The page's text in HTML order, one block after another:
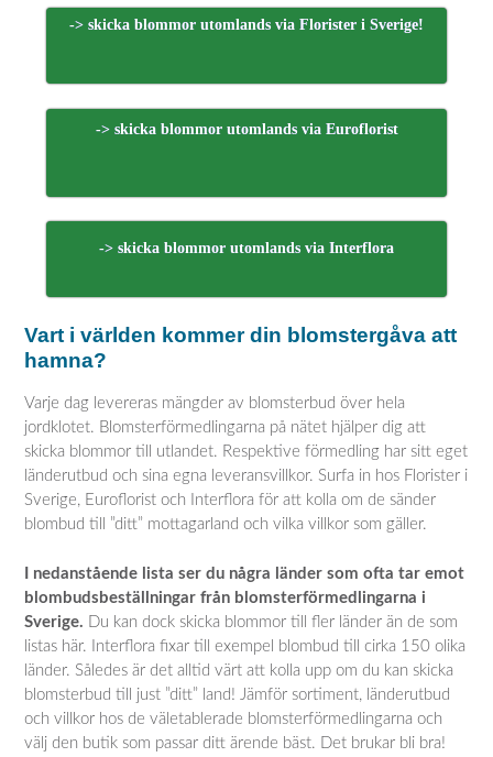
-> skicka blommor utomlands via Florister i Sverige!
-> skicka blommor utomlands via Euroflorist
-> skicka blommor utomlands via Interflora
Vart i världen kommer din blomstergåva att
hamna?
Varje dag levereras mängder av blomsterbud över hela
jordklotet. Blomsterförmedlingarna på nätet hjälper dig att
skicka blommor till utlandet. Respektive förmedling har sitt eget
länderutbud och sina egna leveransvillkor. Surfa in hos Florister i
Sverige, Euroflorist och Interflora för att kolla om de sänder
blombud till ”ditt” mottagarland och vilka villkor som gäller.
I nedanstående lista ser du några länder som ofta tar emot
blombudsbeställningar från blomsterförmedlingarna i
Sverige. Du kan dock skicka blommor till fler länder än de som
listas här. Interflora fixar till exempel blombud till cirka 150 olika
länder. Således är det alltid värt att kolla upp om du kan skicka
blomsterbud till just ”ditt” land! Jämför sortiment, länderutbud
och villkor hos de väletablerade blomsterförmedlingarna och
välj den butik som passar ditt ärende bäst. Det brukar bli bra!